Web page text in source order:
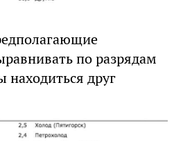
по разрядам
находиться друг